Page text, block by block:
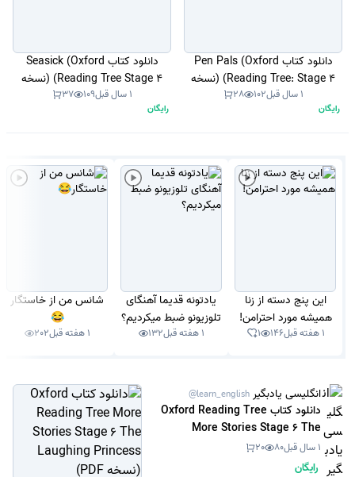
دانلود کتاب Pen Pals (Oxford
Reading Tree: Stage 4) (نسخه
PDF)
1 سال قبل 102
28
رایگان
دانلود کتاب Seasick (Oxford
Reading Tree Stage 4) (نسخه
PDF)
1 سال قبل 109
37
رایگان
این پنج دسته از زنا
همیشه مورد احترامن!
1 هفته قبل 146
1
یادتونه قدیما آهنگای
تلوزیونو ضبط میکردیم؟
1 هفته قبل 132
شانس من از خاستگار
😂
1 هفته قبل 202
انگلیسی یادبگیر @learn_english
دانلود کتاب Oxford Reading Tree
More Stories Stage 6 The
Laughing Princess (نسخه PDF)1 سال قبل 80
20
رایگان